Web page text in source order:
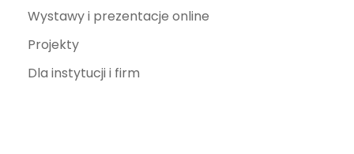
Wystawy i prezentacje online
Projekty
Dla instytucji i firm